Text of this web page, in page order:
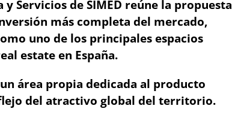
y Servicios de SIMED reúne la propuesta
más completa del mercado,
uno de los principales espacios
estate en España.
área propia dedicada al producto
del atractivo global del territorio.